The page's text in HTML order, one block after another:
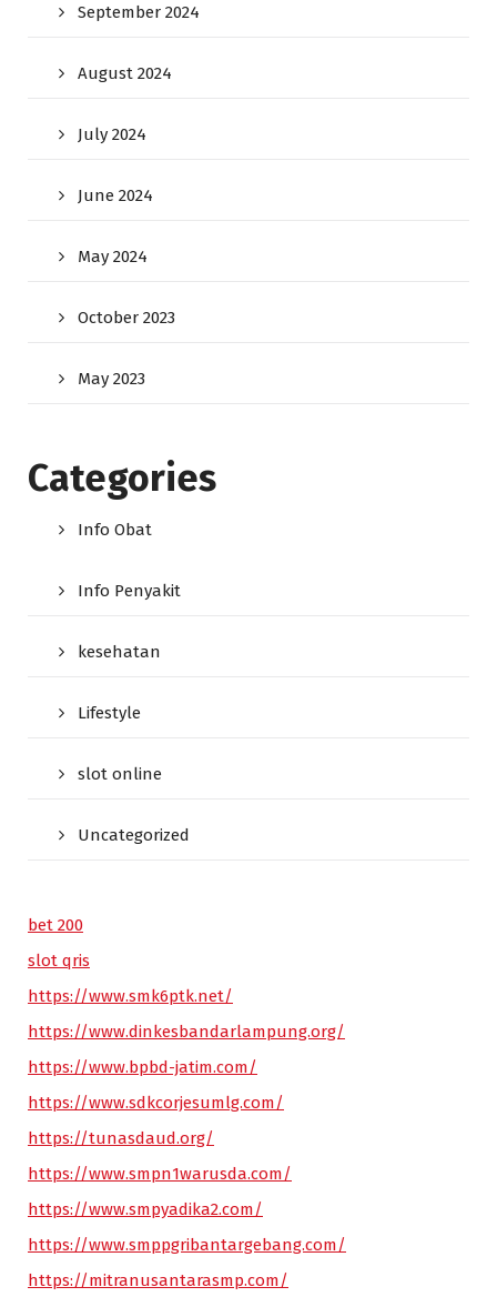
September 2024
August 2024
July 2024
June 2024
May 2024
October 2023
May 2023
Categories
Info Obat
Info Penyakit
kesehatan
Lifestyle
slot online
Uncategorized
bet 200
slot qris
https://www.smk6ptk.net/
https://www.dinkesbandarlampung.org/
https://www.bpbd-jatim.com/
https://www.sdkcorjesumlg.com/
https://tunasdaud.org/
https://www.smpn1warusda.com/
https://www.smpyadika2.com/
https://www.smppgribantargebang.com/
https://mitranusantarasmp.com/